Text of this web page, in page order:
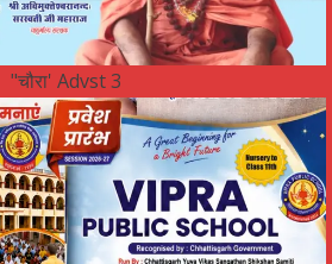
"चौरा' Advst 3